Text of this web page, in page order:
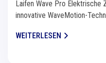
Laifen Wave Pro Elektrische
innovative WaveMotion-
WEITERLESEN